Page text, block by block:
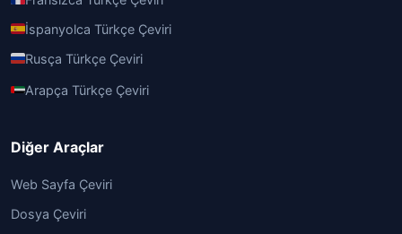
İspanyolca Türkçe Çeviri
Rusça Türkçe Çeviri
Arapça Türkçe Çeviri
Diğer Araçlar
Web Sayfa Çeviri
Dosya Çeviri